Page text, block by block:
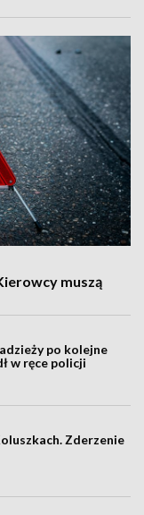
muszą
po kolejne
w ręce policji
Zderzenie